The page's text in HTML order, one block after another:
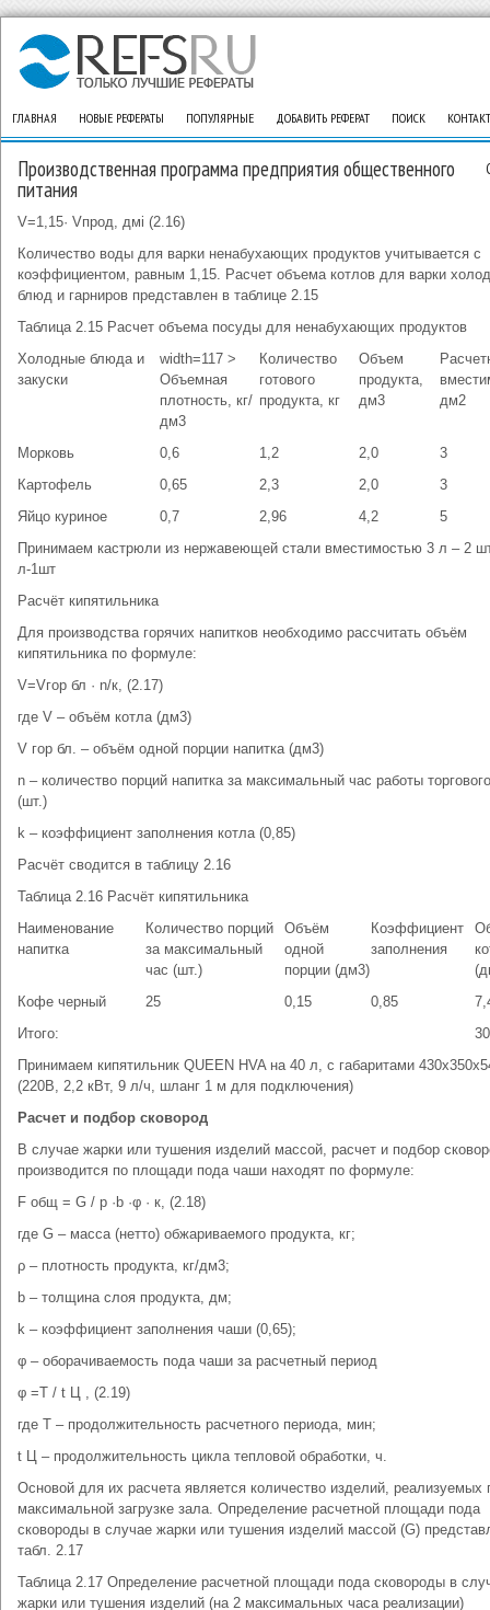
ГЛАВНАЯ НОВЫЕ РЕФЕРАТЫ ПОПУЛЯРНЫЕ ДОБАВИТЬ РЕФЕРАТ ПОИСК
Производственная программа предприятия общественного
питания
V=1,15· Vпрод, дмі (2.16)
Количество воды для варки ненабухающих продуктов учитывается с
коэффициентом, равным 1,15. Расчет объема котлов для варки
блюд и гарниров представлен в таблице 2.15
Таблица 2.15 Расчет объема посуды для ненабухающих продуктов
Холодные блюда и
закуски
width=117 >
Объемная
плотность, кг/
дм3
Количество
готового
продукта, кг
Объем
продукта,
дм3
дм2
Морковь 0,6 1,2 2,0
3
Картофель
0,65 2,3 2,0
3
Яйцо куриное
0,7 2,96 4,2
5
Принимаем кастрюли из нержавеющей стали вместимостью 3 л – 2
л-1шт
Расчёт кипятильника
Для производства горячих напитков необходимо рассчитать объём
кипятильника по формуле:
V=Vгор бл · n/к, (2.17)
где V – объём котла (дм3)
V гор бл. – объём одной порции напитка (дм3)
n – количество порций напитка за максимальный час работы
(шт.)
k – коэффициент заполнения котла (0,85)
Расчёт сводится в таблицу 2.16
Таблица 2.16 Расчёт кипятильника
Наименование
напитка
Количество порций
за максимальный
час (шт.)
Объём
одной
порции (дм3)
Коэффициент
заполнения
Кофе черный
25 0,15 0,85
Итого:
Принимаем кипятильник QUEEN HVA на 40 л, с габаритами
(220В, 2,2 кВт, 9 л/ч, шланг 1 м для подключения)
Расчет и подбор сковород
В случае жарки или тушения изделий массой, расчет и подбор
производится по площади пода чаши находят по формуле:
F общ = G / p ·b ·φ · к, (2.18)
где G – масса (нетто) обжариваемого продукта, кг;
ρ – плотность продукта, кг/дм3;
b – толщина слоя продукта, дм;
k – коэффициент заполнения чаши (0,65);
φ – оборачиваемость пода чаши за расчетный период
φ =Т / t Ц , (2.19)
где Т – продолжительность расчетного периода, мин;
t Ц – продолжительность цикла тепловой обработки, ч.
Основой для их расчета является количество изделий, реализуемых
максимальной загрузке зала. Определение расчетной площади пода
сковороды в случае жарки или тушения изделий массой (G)
табл. 2.17
Таблица 2.17 Определение расчетной площади пода сковороды в
жарки или тушения изделий (на 2 максимальных часа реализации)